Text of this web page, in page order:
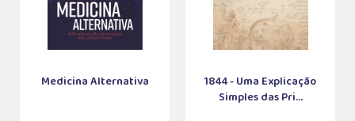
Medicina Alternativa
1844 - Uma Explicação
Simples das Pri...